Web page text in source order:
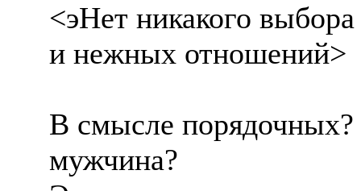
<эНет никакого
и нежных отношений>
В смысле
мужчина?